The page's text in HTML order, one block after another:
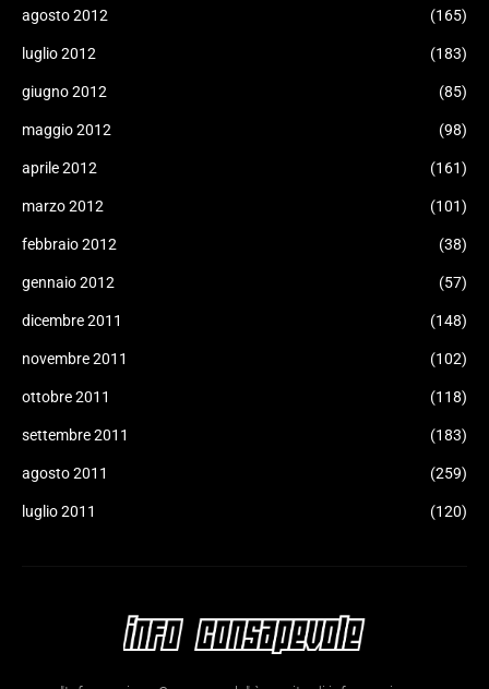
agosto 2012 (165)
luglio 2012 (183)
giugno 2012 (85)
maggio 2012 (98)
aprile 2012 (161)
marzo 2012 (101)
febbraio 2012 (38)
gennaio 2012 (57)
dicembre 2011 (148)
novembre 2011 (102)
ottobre 2011 (118)
settembre 2011 (183)
agosto 2011 (259)
luglio 2011 (120)